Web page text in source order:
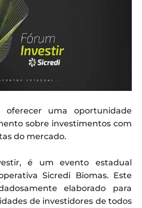
uma oportunidade
sobre investimentos com
do mercado.
é um evento estadual
Sicredi Biomas. Este
elaborado para
de investidores de todos